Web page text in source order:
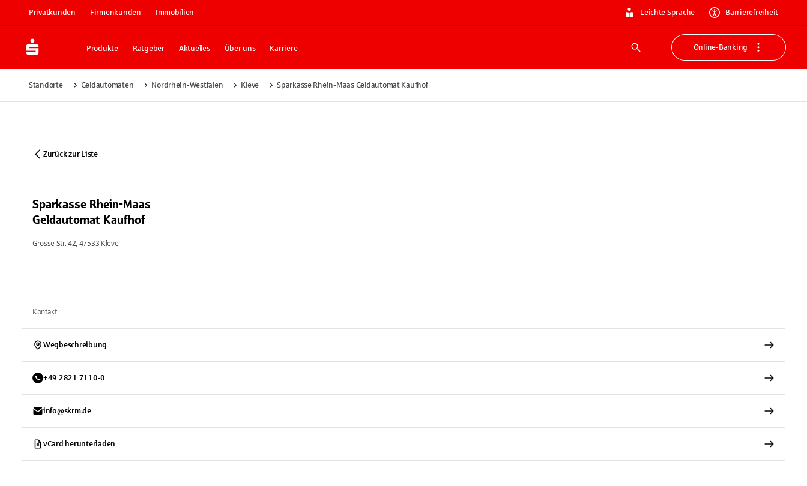
Privatkunden Firmenkunden Immobilien Leichte Sprache Barrierefreiheit
Produkte Ratgeber Aktuelles Über uns Karriere
Suche
Online-Banking
Standorte Geldautomaten Nordrhein-Westfalen Kleve Sparkasse Rhein-Maas Geldautomat Kaufhof
Zurück zur Liste
Sparkasse Rhein-Maas
Geldautomat Kaufhof
Grosse Str. 42, 47533 Kleve
Kontakt
Wegbeschreibung
+49 2821 7110-0
info@skrm.de
vCard herunterladen